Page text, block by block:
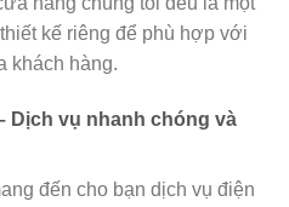
kế riêng để phù hợp với
khách hàng.
vụ nhanh chóng và
đến cho bạn dịch vụ điện